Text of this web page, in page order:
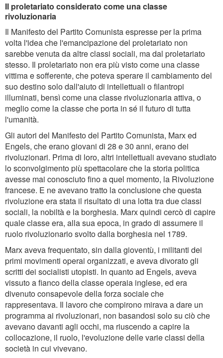
Il proletariato considerato come una classe
rivoluzionaria
Il Manifesto del Partito Comunista espresse per la prima
volta l'idea che l'emancipazione del proletariato non
sarebbe venuta da altre classi sociali, ma dal proletariato
stesso. Il proletariato non era più visto come una classe
vittima e sofferente, che poteva sperare il cambiamento del
suo destino solo dall'aiuto di intellettuali o filantropi
illuminati, bensì come una classe rivoluzionaria attiva, o
meglio come la classe che porta in sé il futuro di tutta
l'umanità.
Gli autori del Manifesto del Partito Comunista, Marx ed
Engels, che erano giovani di 28 e 30 anni, erano dei
rivoluzionari. Prima di loro, altri intellettuali avevano studiato
lo sconvolgimento più spettacolare che la storia politica
avesse mai conosciuto fino a quel momento, la Rivoluzione
francese. E ne avevano tratto la conclusione che questa
rivoluzione era stata il risultato di una lotta tra due classi
sociali, la nobiltà e la borghesia. Marx quindi cercò di capire
quale classe era, alla sua epoca, in grado di assumere il
ruolo rivoluzionario svolto dalla borghesia nel 1789.
Marx aveva frequentato, sin dalla gioventù, i militanti dei
primi movimenti operai organizzati, e aveva divorato gli
scritti dei socialisti utopisti. In quanto ad Engels, aveva
vissuto a fianco della classe operaia inglese, ed era
divenuto consapevole della forza sociale che
rappresentava. Il lavoro che compirono mirava a dare un
programma ai rivoluzionari, non basandosi solo su ciò che
avevano davanti agli occhi, ma riuscendo a capire la
collocazione, il ruolo, l'evoluzione delle varie classi della
società in cui vivevano.